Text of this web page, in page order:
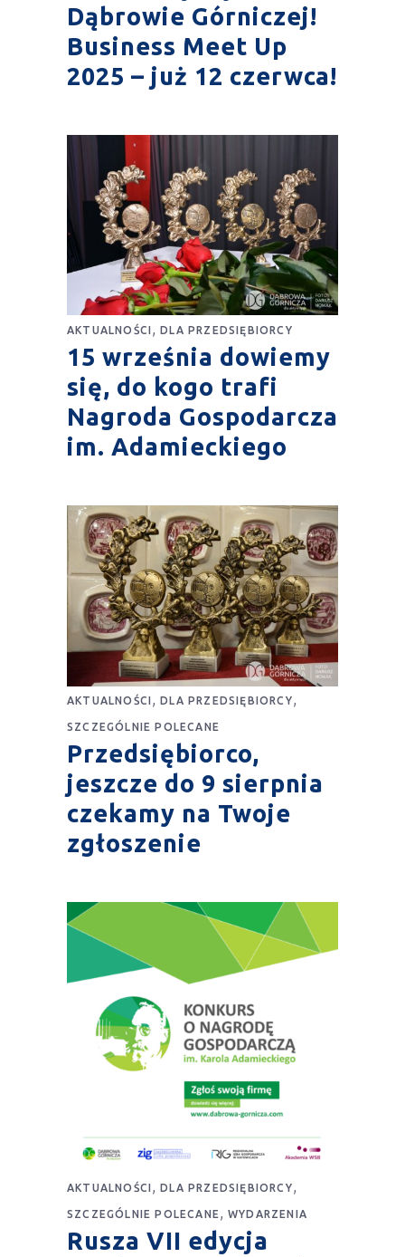
Dąbrowie Górniczej!
Business Meet Up
2025 – już 12 czerwca!
AKTUALNOŚCI ,DLA PRZEDSIĘBIORCY
15 września dowiemy
się, do kogo trafi
Nagroda Gospodarcza
im. Adamieckiego
AKTUALNOŚCI,DLA PRZEDSIĘBIORCY,
SZCZEGÓLNIE POLECANE
Przedsiębiorco,
jeszcze do 9 sierpnia
czekamy na Twoje
zgłoszenie
AKTUALNOŚCI,DLA PRZEDSIĘBIORCY,
SZCZEGÓLNIE POLECANE , WYDARZENIA
Rusza VII edycja